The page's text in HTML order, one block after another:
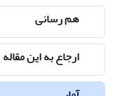
هم رسانی
ارجاع به این مقاله